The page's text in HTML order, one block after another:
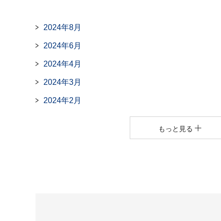
2024年8月
2024年6月
2024年4月
2024年3月
2024年2月
もっと見る